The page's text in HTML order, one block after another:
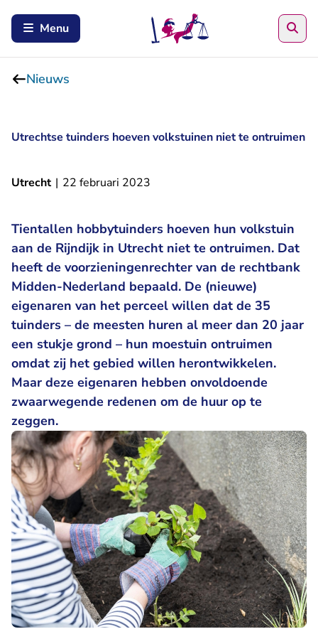
Menu
Nieuws
Utrechtse tuinders hoeven volkstuinen niet te ontruimen
Utrecht | 22 februari 2023
Tientallen hobbytuinders hoeven hun volkstuin
aan de Rijndijk in Utrecht niet te ontruimen. Dat
heeft de voorzieningenrechter van de rechtbank
Midden-Nederland bepaald. De (nieuwe)
eigenaren van het perceel willen dat de 35
tuinders – de meesten huren al meer dan 20 jaar
een stukje grond – hun moestuin ontruimen
omdat zij het gebied willen herontwikkelen.
Maar deze eigenaren hebben onvoldoende
zwaarwegende redenen om de huur op te
zeggen.